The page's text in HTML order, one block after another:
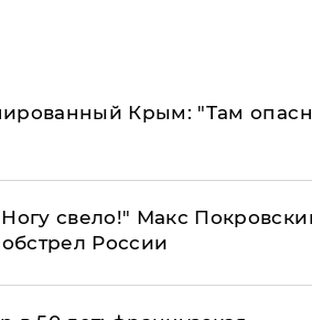
Крым: "Там
свело!" Макс
России